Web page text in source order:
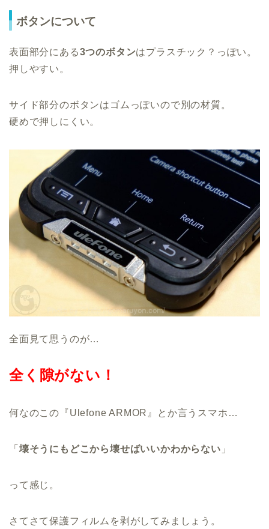
ボタンについて
表面部分にある3つのボタンはプラスチック？っぽい。
押しやすい。
サイド部分のボタンはゴムっぽいので別の材質。
硬めで押しにくい。
全面見て思うのが…
全く隙がない！
何なのこの『Ulefone ARMOR』とか言うスマホ…
「 壊そうにもどこから壊せばいいかわからない 」
って感じ。
さてさて保護フィルムを剥がしてみましょう。